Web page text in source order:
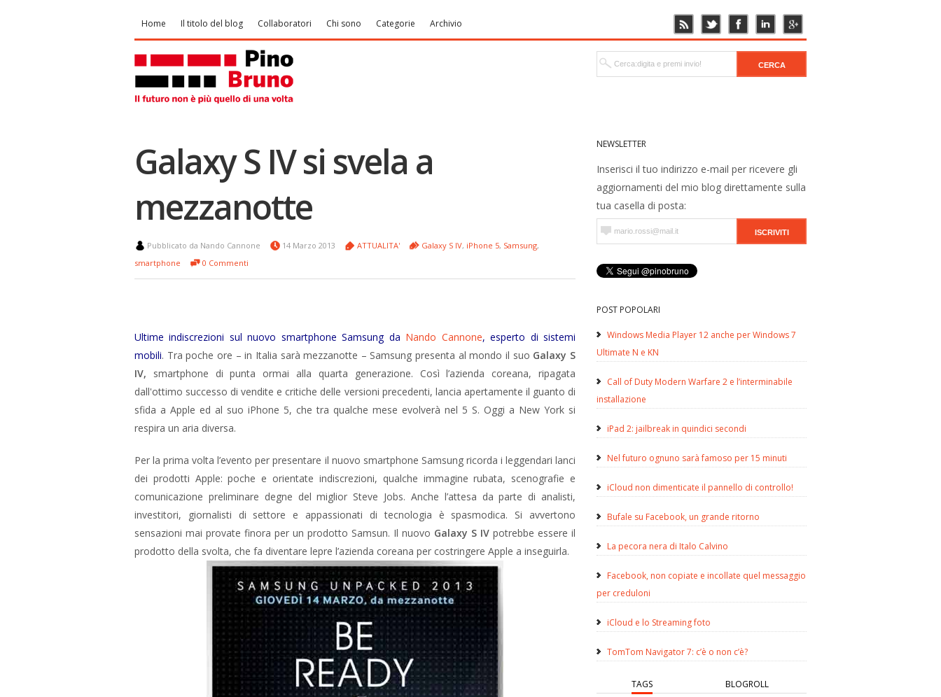
Home Il titolo del blog Collaboratori Chi sono Categorie Archivio
NEWSLETTER
Inserisci il tuo indirizzo e-mail per ricevere gli
aggiornamenti del mio blog direttamente sulla
tua casella di posta:
POST POPOLARI
Windows Media Player 12 anche per Windows 7
Ultimate N e KN
Call of Duty Modern Warfare 2 e l’interminabile
installazione
iPad 2: jailbreak in quindici secondi
Nel futuro ognuno sarà famoso per 15 minuti
iCloud non dimenticate il pannello di controllo!
Bufale su Facebook, un grande ritorno
La pecora nera di Italo Calvino
Facebook, non copiate e incollate quel messaggio
per creduloni
iCloud e lo Streaming foto
TomTom Navigator 7: c’è o non c’è?
TAGS BLOGROLL
Galaxy S IV si svela a
mezzanotte
Pubblicato da Nando Cannone 14 Marzo 2013 ATTUALITA' Galaxy S IV, iPhone 5, Samsung,
smartphone
0 Commenti
Ultime indiscrezioni sul nuovo smartphone Samsung da Nando Cannone, esperto di sistemi
mobili. Tra poche ore – in Italia sarà mezzanotte – Samsung presenta al mondo il suo Galaxy S
IV, smartphone di punta ormai alla quarta generazione. Così l’azienda coreana, ripagata
dall'ottimo successo di vendite e critiche delle versioni precedenti, lancia apertamente il guanto di
sfida a Apple ed al suo iPhone 5, che tra qualche mese evolverà nel 5 S. Oggi a New York si
respira un aria diversa.
Per la prima volta l’evento per presentare il nuovo smartphone Samsung ricorda i leggendari lanci
dei prodotti Apple: poche e orientate indiscrezioni, qualche immagine rubata, scenografie e
comunicazione preliminare degne del miglior Steve Jobs. Anche l’attesa da parte di analisti,
investitori, giornalisti di settore e appassionati di tecnologia è spasmodica. Si avvertono
sensazioni mai provate finora per un prodotto Samsun. Il nuovo Galaxy S IV potrebbe essere il
prodotto della svolta, che fa diventare lepre l’azienda coreana per costringere Apple a inseguirla.